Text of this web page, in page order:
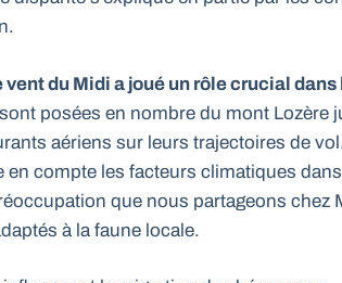
vent du Midi a joué un rôle crucial dans
posées en nombre du mont Lozère
aériens sur leurs trajectoires de
compte les facteurs climatiques dans
que nous partageons chez
à la faune locale.